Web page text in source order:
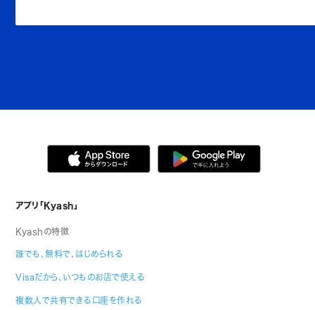
アプリ「Kyash」
Kyashの特徴
誰でも、無料で、はじめられる
Visaだから、いつものお店で使える
複数人で共有できる口座を作れる